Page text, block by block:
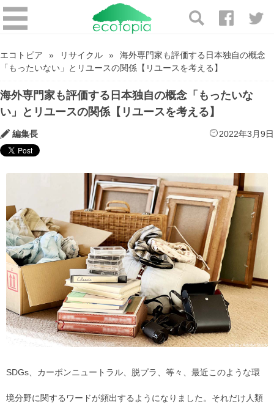
エコトピア リサイクル
海外専門家も評価する日本独自の概念
「もったいない」とリユースの関係【リユースを考える】
海外専門家も評価する日本独自の概念「もったいな
い」とリユースの関係【リユースを考える】
編集長 2022年3月9日
SDGs、カーボンニュートラル、脱プラ、等々、最近このような環
境分野に関するワードが頻出するようになりました。それだけ人類